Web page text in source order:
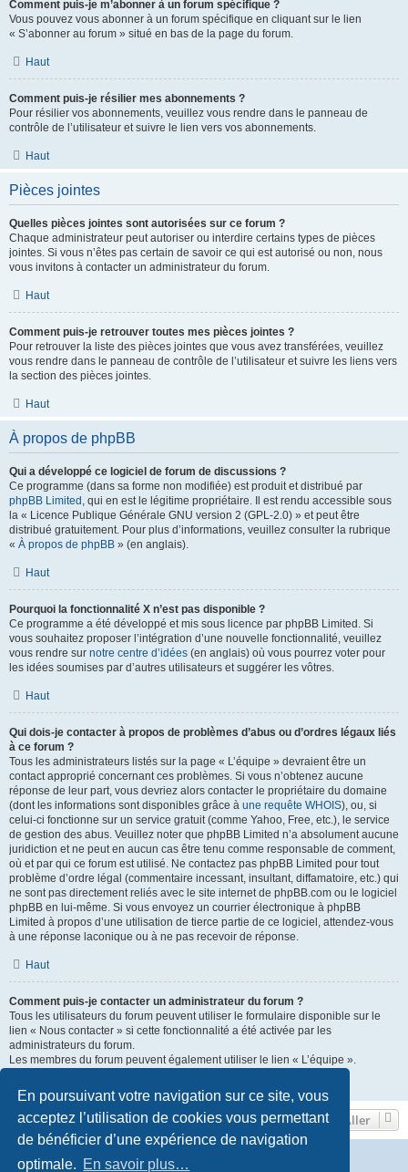
En poursuivant votre navigation sur ce site, vous
acceptez l’utilisation de cookies vous permettant
de bénéficier d’une expérience de navigation
optimale. En savoir plus…
Comment puis-je m’abonner à un forum spécifique ?
Vous pouvez vous abonner à un forum spécifique en cliquant sur le lien
« S’abonner au forum » situé en bas de la page du forum.
Haut
Comment puis-je résilier mes abonnements ?
Pour résilier vos abonnements, veuillez vous rendre dans le panneau de
contrôle de l’utilisateur et suivre le lien vers vos abonnements.
Haut
Pièces jointes
Quelles pièces jointes sont autorisées sur ce forum ?
Chaque administrateur peut autoriser ou interdire certains types de pièces
jointes. Si vous n’êtes pas certain de savoir ce qui est autorisé ou non, nous
vous invitons à contacter un administrateur du forum.
Haut
Comment puis-je retrouver toutes mes pièces jointes ?
Pour retrouver la liste des pièces jointes que vous avez transférées, veuillez
vous rendre dans le panneau de contrôle de l’utilisateur et suivre les liens vers
la section des pièces jointes.
Haut
À propos de phpBB
Qui a développé ce logiciel de forum de discussions ?
Ce programme (dans sa forme non modifiée) est produit et distribué par
phpBB Limited , qui en est le légitime propriétaire. Il est rendu accessible sous
la « Licence Publique Générale GNU version 2 (GPL-2.0) » et peut être
distribué gratuitement. Pour plus d’informations, veuillez consulter la rubrique
« À propos de phpBB » (en anglais).
Haut
Pourquoi la fonctionnalité X n’est pas disponible ?
Ce programme a été développé et mis sous licence par phpBB Limited. Si
vous souhaitez proposer l’intégration d’une nouvelle fonctionnalité, veuillez
vous rendre sur notre centre d’idées (en anglais) où vous pourrez voter pour
les idées soumises par d’autres utilisateurs et suggérer les vôtres.
Haut
Qui dois-je contacter à propos de problèmes d’abus ou d’ordres légaux liés
à ce forum ?
Tous les administrateurs listés sur la page « L’équipe » devraient être un
contact approprié concernant ces problèmes. Si vous n’obtenez aucune
réponse de leur part, vous devriez alors contacter le propriétaire du domaine
(dont les informations sont disponibles grâce à une requête WHOIS), ou, si
celui-ci fonctionne sur un service gratuit (comme Yahoo, Free, etc.), le service
de gestion des abus. Veuillez noter que phpBB Limited n’a absolument aucune
juridiction et ne peut en aucun cas être tenu comme responsable de comment,
où et par qui ce forum est utilisé. Ne contactez pas phpBB Limited pour tout
problème d’ordre légal (commentaire incessant, insultant, diffamatoire, etc.) qui
ne sont pas directement reliés avec le site internet de phpBB.com ou le logiciel
phpBB en lui-même. Si vous envoyez un courrier électronique à phpBB
Limited à propos d’une utilisation de tierce partie de ce logiciel, attendez-vous
à une réponse laconique ou à ne pas recevoir de réponse.
Haut
Comment puis-je contacter un administrateur du forum ?
Tous les utilisateurs du forum peuvent utiliser le formulaire disponible sur le
lien « Nous contacter » si cette fonctionnalité a été activée par les
administrateurs du forum.
Les membres du forum peuvent également utiliser le lien « L’équipe ».
Haut
Aller